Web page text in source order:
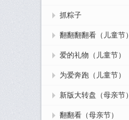
抓粽子
翻翻翻翻看（儿童节）
爱的礼物（儿童节）
为爱奔跑（儿童节）
新版大转盘（母亲节）
翻翻看（母亲节）